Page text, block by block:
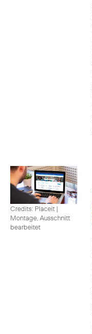
Credits: Placeit |
Montage, Ausschnitt
bearbeitet